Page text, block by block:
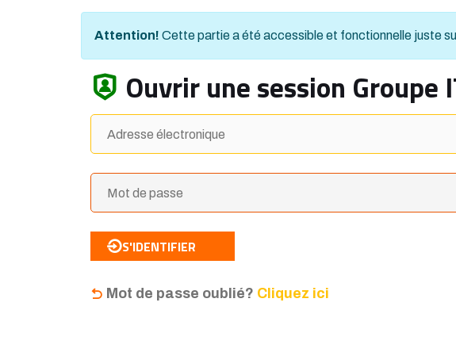
Attention! Cette partie a été accessible et fonctionnelle juste
Ouvrir une session Groupe
S'IDENTIFIER
Mot de passe oublié? Cliquez ici